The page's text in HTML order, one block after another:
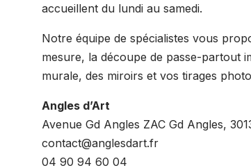
accueillent du lundi au samedi.
Notre équipe de spécialistes vous
mesure, la découpe de passe-partout
murale, des miroirs et vos tirages
Angles d’Art
Avenue Gd Angles ZAC Gd Angles,
contact@anglesdart.fr
04 90 94 60 04